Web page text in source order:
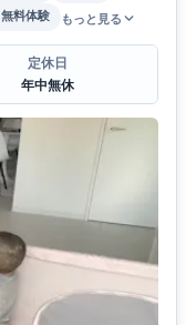
無料体験 もっと見る
定休日
年中無休